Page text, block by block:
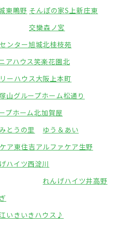
東鴫野 そんぽの家S上新庄東
交欒森ノ宮
ンター旭城北桂枝苑
アハウス笑楽花園北
ーハウス大阪上本町
山グループホーム松通り
プホーム北加賀屋
とうの里
ゆう＆あい
ア東住吉アルファケア生野
ハイツ西淀川
れんげハイツ井高野
いきいきハウス♪